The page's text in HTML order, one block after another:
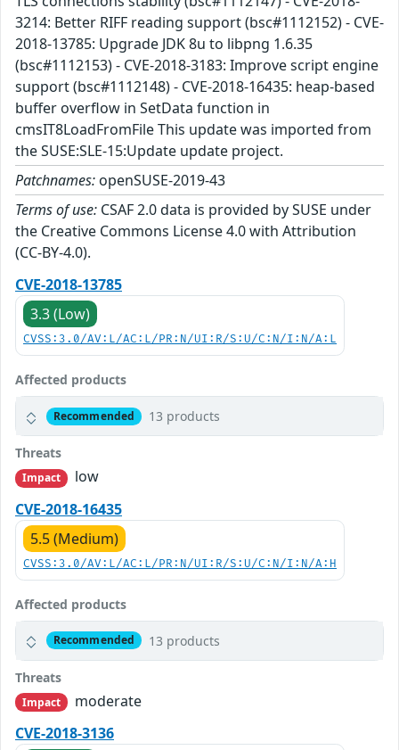
3214: Better RIFF reading support (bsc#1112152) - CVE-
2018-13785: Upgrade JDK 8u to libpng 1.6.35
(bsc#1112153) - CVE-2018-3183: Improve script engine
support (bsc#1112148) - CVE-2018-16435: heap-based
buffer overflow in SetData function in
cmsIT8LoadFromFile This update was imported from
the SUSE:SLE-15:Update update project.
Patchnames: openSUSE-2019-43
Terms of use: CSAF 2.0 data is provided by SUSE under
the Creative Commons License 4.0 with Attribution
(CC-BY-4.0).
CVE-2018-13785
3.3 (Low)
CVSS:3.0/AV:L/AC:L/PR:N/UI:R/S:U/C:N/I:N/A:L
Affected products
Recommended 13 products
Threats
Impact
low
CVE-2018-16435
5.5 (Medium)
CVSS:3.0/AV:L/AC:L/PR:N/UI:R/S:U/C:N/I:N/A:H
Affected products
Recommended 13 products
Threats
Impact
moderate
CVE-2018-3136